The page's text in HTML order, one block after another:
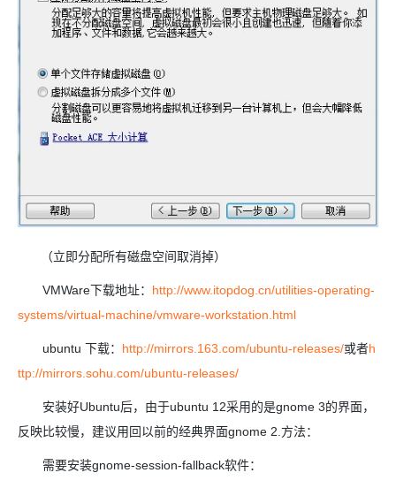
（立即分配所有磁盘空间取消掉）
VMWare下载地址： http://www.itopdog.cn/utilities-operating-
systems/virtual-machine/vmware-workstation.html
ubuntu 下载： http://mirrors.163.com/ubuntu-releases/或者h
ttp://mirrors.sohu.com/ubuntu-releases/
安装好Ubuntu后，由于ubuntu 12采用的是gnome 3的界面，
反映比较慢，建议用回以前的经典界面gnome 2.方法：
需要安装gnome-session-fallback软件：